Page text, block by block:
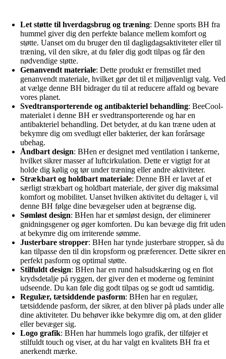
Let støtte til hverdagsbrug og træning: Denne sports BH fra
hummel giver dig den perfekte balance mellem komfort og
støtte. Uanset om du bruger den til dagligdagsaktiviteter eller til
træning, vil den sikre, at du føler dig godt tilpas og får den
nødvendige støtte.
Genanvendt materiale: Dette produkt er fremstillet med
genanvendt materiale, hvilket gør det til et miljøvenligt valg. Ved
at vælge denne BH bidrager du til at reducere affald og bevare
vores planet.
Svedtransporterende og antibakteriel behandling: BeeCool-
materialet i denne BH er svedtransporterende og har en
antibakteriel behandling. Det betyder, at du kan træne uden at
bekymre dig om svedlugt eller bakterier, der kan forårsage
ubehag.
Åndbart design: BHen er designet med ventilation i tankerne,
hvilket sikrer masser af luftcirkulation. Dette er vigtigt for at
holde dig kølig og tør under træning eller andre aktiviteter.
Strækbart og holdbart materiale: Denne BH er lavet af et
særligt strækbart og holdbart materiale, der giver dig maksimal
komfort og mobilitet. Uanset hvilken aktivitet du deltager i, vil
denne BH følge dine bevægelser uden at begrænse dig.
Sømløst design: BHen har et sømløst design, der eliminerer
gnidningsgener og øger komforten. Du kan bevæge dig frit uden
at bekymre dig om irriterende sømme.
Justerbare stropper: BHen har tynde justerbare stropper, så du
kan tilpasse den til din kropsform og præferencer. Dette sikrer en
perfekt pasform og optimal støtte.
Stilfuldt design: BHen har en rund halsudskæring og en flot
krydsdetalje på ryggen, der giver den et moderne og feminint
udseende. Du kan føle dig godt tilpas og se godt ud samtidig.
Regulær, tætsiddende pasform: BHen har en regulær,
tætsiddende pasform, der sikrer, at den bliver på plads under alle
dine aktiviteter. Du behøver ikke bekymre dig om, at den glider
eller bevæger sig.
Logo grafik: BHen har hummels logo grafik, der tilføjer et
stilfuldt touch og viser, at du har valgt en kvalitets BH fra et
anerkendt mærke.